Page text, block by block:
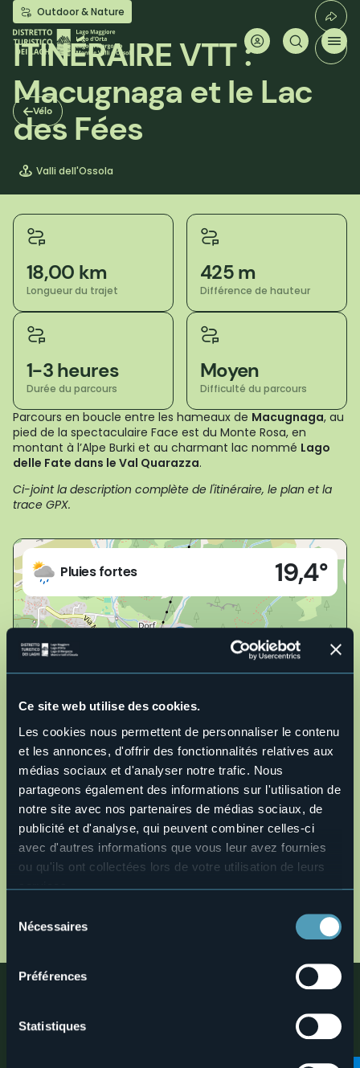
Ce site web utilise des cookies.
Les cookies nous permettent de personnaliser le contenu
et les annonces, d'offrir des fonctionnalités relatives aux
médias sociaux et d'analyser notre trafic. Nous
partageons également des informations sur l'utilisation de
notre site avec nos partenaires de médias sociaux, de
publicité et d'analyse, qui peuvent combiner celles-ci
avec d'autres informations que vous leur avez fournies
ou qu'ils ont collectées lors de votre utilisation de leurs
services.
manière de les gérer et de les supprimer,
cliquez ici
Nécessaires
Préférences
Statistiques
Aller
au
contenu
principal
Vélo
Outdoor & Nature
ITINÉRAIRE VTT :
Macugnaga et le Lac
des Fées
Valli dell'Ossola
18,00 km
Longueur du trajet
425 m
Différence de hauteur
1-3 heures
Durée du parcours
Moyen
Difficulté du parcours
Parcours en boucle entre les hameaux de Macugnaga, au
pied de la spectaculaire Face est du Monte Rosa, en
montant à l’Alpe Burki et au charmant lac nommé Lago
delle Fate dans le Val Quarazza.
Ci-joint la description complète de l'itinéraire, le plan et la
trace GPX.
Pluies fortes 19,4°
28876 - Macugnaga (VB)
Ouvrir la carte
o57-macugnaga-lago-delle-fate-mtb.gpx
Descrizione completa
Description en
MAP
Découvrez des lieux, les expériences et les activités à
proximité